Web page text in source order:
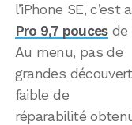
l’iPhone SE,
Pro 9,7 poucesde
Au menu, pas de
grandes
faible de
réparabilité